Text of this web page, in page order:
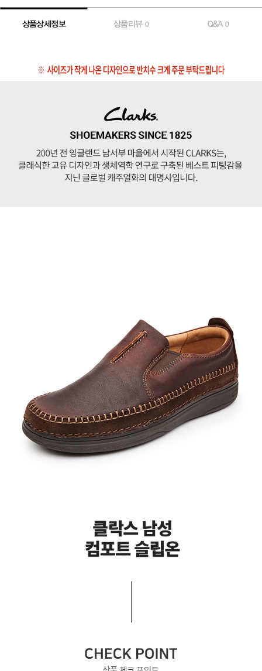
상품상세정보 상품리뷰 0 Q&A0